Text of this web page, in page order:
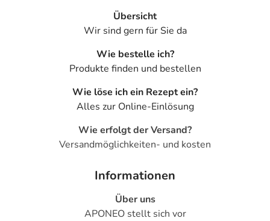
Übersicht
Wir sind gern für Sie da
Wie bestelle ich?
Produkte finden und bestellen
Wie löse ich ein Rezept ein?
Alles zur Online-Einlösung
Wie erfolgt der Versand?
Versandmöglichkeiten- und kosten
Informationen
Über uns
APONEO stellt sich vor